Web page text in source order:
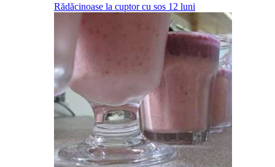
Rădăcinoase la cuptor cu sos 12 luni